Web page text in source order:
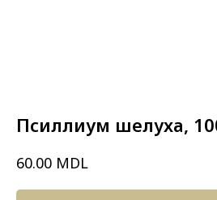
Псиллиум шелуха,
60.00 MDL